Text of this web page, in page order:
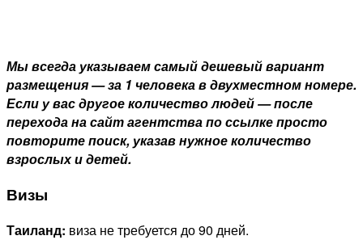
Мы всегда указываем самый дешевый вариант
размещения — за 1 человека в двухместном номере.
Если у вас другое количество людей — после
перехода на сайт агентства по ссылке просто
повторите поиск, указав нужное количество
взрослых и детей.
Визы
Таиланд: виза не требуется до 90 дней.